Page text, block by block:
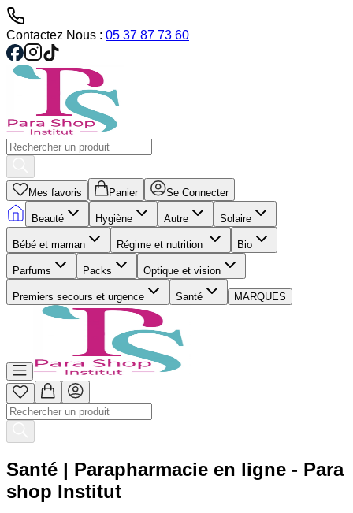
Contactez Nous : 05 37 87 73 60
Mes favoris Panier Se Connecter
Beauté Hygiène Autre Solaire
Bébé et maman Régime et nutrition Bio
Parfums Packs Optique et vision
Premiers secours et urgence Santé MARQUES
Santé | Parapharmacie en ligne - Para
shop Institut